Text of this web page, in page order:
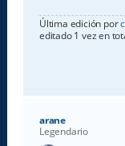
Última edición por
editado 1 vez en
arane
Legendario